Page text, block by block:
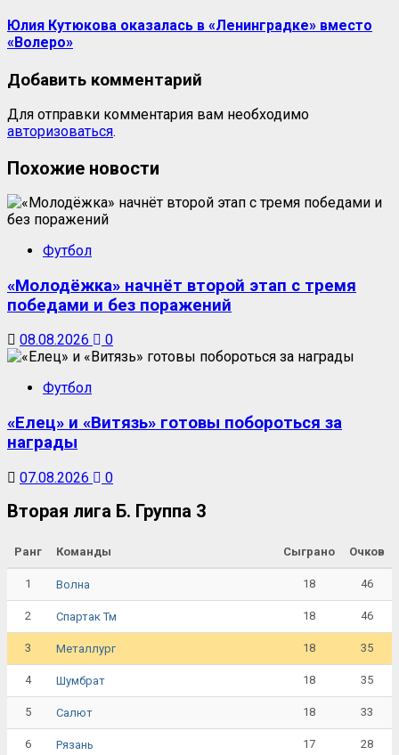
Юлия Кутюкова оказалась в «Ленинградке» вместо
«Волеро»
Добавить комментарий
Для отправки комментария вам необходимо
авторизоваться.
Похожие новости
Футбол
«Молодёжка» начнёт второй этап с тремя
победами и без поражений
08.08.2026 0
Футбол
«Елец» и «Витязь» готовы побороться за
награды
07.08.2026 0
Вторая лига Б. Группа 3
Ранг Команды Сыграно Очков
1 Волна 18 46
2 Спартак Тм 18 46
3 Металлург 18 35
4 Шумбрат 18 35
5 Салют 18 33
6 Рязань 17 28